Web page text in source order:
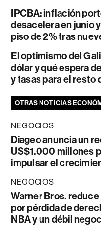
IPCBA: inflación
desacelera en junio
piso de 2% tras
El optimismo del
dólar y qué espera
y tasas para el resto
OTRAS NOTICIAS
NEGOCIOS
Diageo anuncia un
US$1.000 millones
impulsar el
NEGOCIOS
Warner Bros.
por pérdida de
NBA y un débil